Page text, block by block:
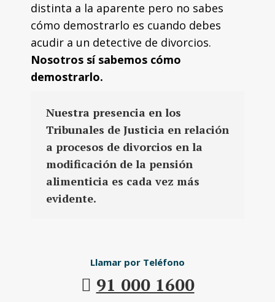
distinta a la aparente pero no sabes
cómo demostrarlo es cuando debes
acudir a un detective de divorcios.
Nosotros sí sabemos cómo
demostrarlo.
Nuestra presencia en los
Tribunales de Justicia en relación
a procesos de divorcios en la
modificación de la pensión
alimenticia es cada vez más
evidente.
Llamar por Teléfono
91 000 1600